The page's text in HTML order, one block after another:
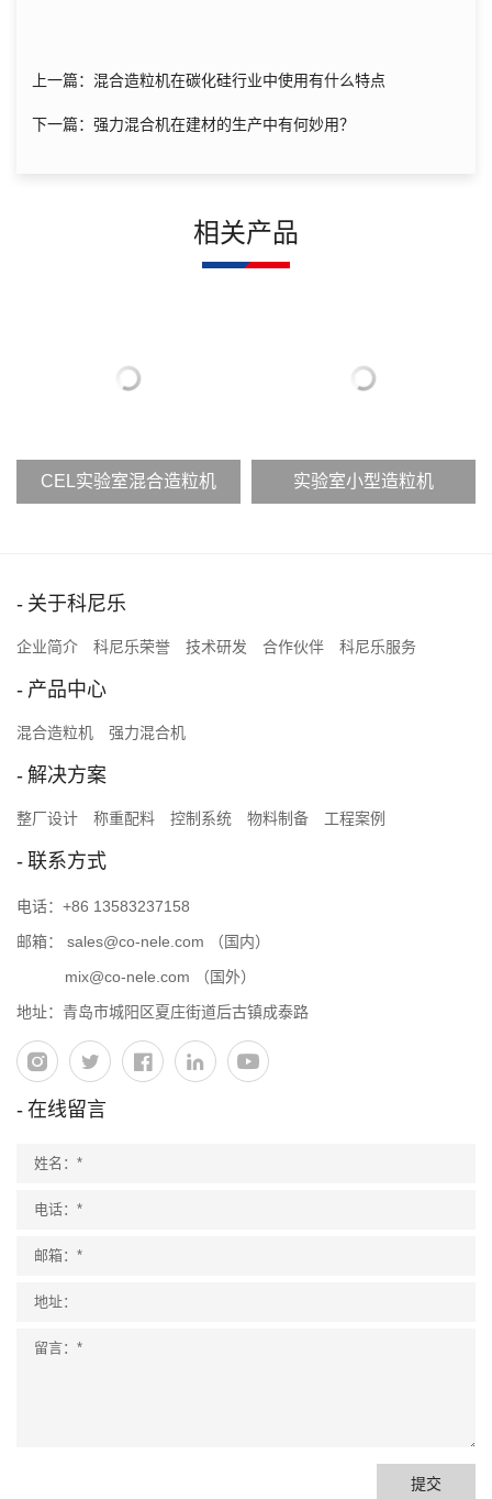
上一篇：混合造粒机在碳化硅行业中使用有什么特点
下一篇：强力混合机在建材的生产中有何妙用？
相关产品
CEL实验室混合造粒机 实验室小型造粒机
关于科尼乐
企业简介 科尼乐荣誉 技术研发 合作伙伴 科尼乐服务
产品中心
混合造粒机 强力混合机
解决方案
整厂设计 称重配料 控制系统 物料制备 工程案例
联系方式
电话： +86 13583237158
邮箱： sales@co-nele.com （国内）
mix@co-nele.com （国外）
地址：青岛市城阳区夏庄街道后古镇成泰路
在线留言
提交